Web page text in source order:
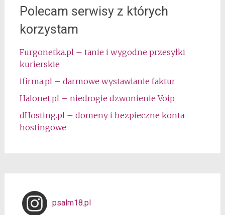
Polecam serwisy z których
korzystam
Furgonetka.pl – tanie i wygodne przesyłki
kurierskie
ifirma.pl – darmowe wystawianie faktur
Halonet.pl – niedrogie dzwonienie Voip
dHosting.pl – domeny i bezpieczne konta
hostingowe
psalm18.pl